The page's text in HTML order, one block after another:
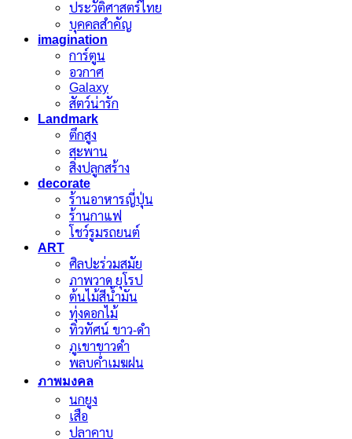
ประวัติศาสตร์ไทย
บุคคลสำคัญ
imagination
การ์ตูน
อวกาศ
Galaxy
สัตว์น่ารัก
Landmark
ตึกสูง
สะพาน
สิ่งปลูกสร้าง
decorate
ร้านอาหารญี่ปุ่น
ร้านกาแฟ
โชว์รูมรถยนต์
ART
ศิลปะร่วมสมัย
ภาพวาด ยุโรป
ต้นไม้สีน้ำมัน
ทุ่งดอกไม้
ทิวทัศน์ ขาว-ดำ
ภูเขาขาวดำ
พลบค่ำเมฆฝน
ภาพมงคล
นกยูง
เสือ
ปลาคาบ